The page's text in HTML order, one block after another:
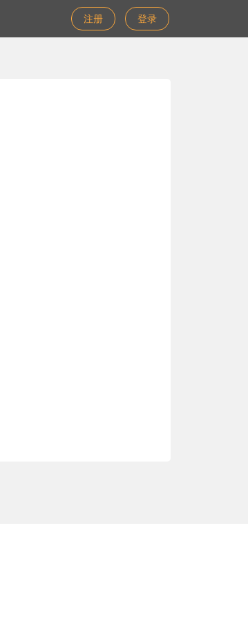
注册 登录